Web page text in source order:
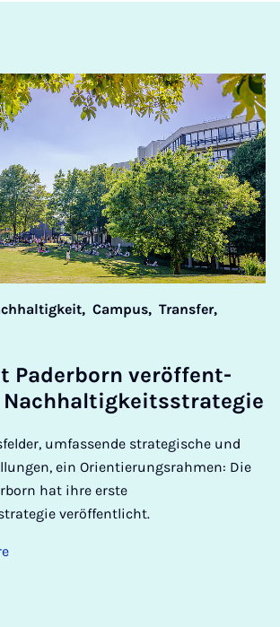
Campus, Transfer,
Pader­born ver­öf­fent­
umfassende strategische und
ein Orientierungsrahmen: Die
hat ihre erste
veröffentlicht.